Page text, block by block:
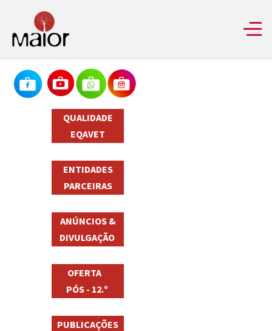
QUALIDADE
EQAVET
ENTIDADES
PARCEIRAS
ANÚNCIOS &
DIVULGAÇÃO
OFERTA
PÓS - 12.º
PUBLICAÇÕES